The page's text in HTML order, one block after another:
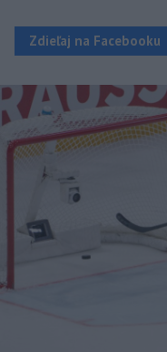
Zdieľaj na Facebooku